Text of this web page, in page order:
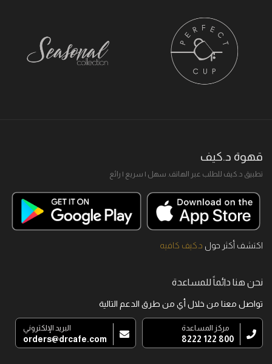
قهوة د.كيف
تطبيق د.كيف للطلب عبر الهاتف. سهل I سريع I رائع
اكتشف أكثر حول د.كيف كافيه
نحن هنا دائماً للمساعدة
تواصل معنا من خلال أي من طرق الدعم التالية
مركز المساعدة
800 122 8222
البريد الإلكتروني
orders@drcafe.com